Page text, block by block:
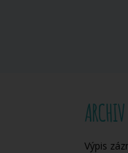
Výpis